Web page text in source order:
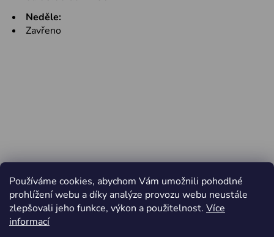
Používáme cookies, abychom Vám umožnili pohodlné
prohlížení webu a díky analýze provozu webu neustále
zlepšovali jeho funkce, výkon a použitelnost. Více
informací
Neděle:
Zavřeno